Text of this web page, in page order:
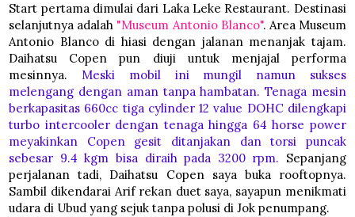
Start pertama dimulai dari Laka Leke Restaurant. Destinasi
selanjutnya adalah "Museum Antonio Blanco". Area Museum
Antonio Blanco di hiasi dengan jalanan menanjak tajam.
Daihatsu Copen pun diuji untuk menjajal performa
mesinnya. Meski mobil ini mungil namun sukses
melengang dengan aman tanpa hambatan. Tenaga mesin
berkapasitas 660cc tiga cylinder 12 value DOHC dilengkapi
turbo intercooler dengan tenaga hingga 64 horse power
meyakinkan Copen gesit ditanjakan dan torsi puncak
sebesar 9.4 kgm bisa diraih pada 3200 rpm. Sepanjang
perjalanan tadi, Daihatsu Copen saya buka rooftopnya.
Sambil dikendarai Arif rekan duet saya, sayapun menikmati
udara di Ubud yang sejuk tanpa polusi di Jok penumpang.